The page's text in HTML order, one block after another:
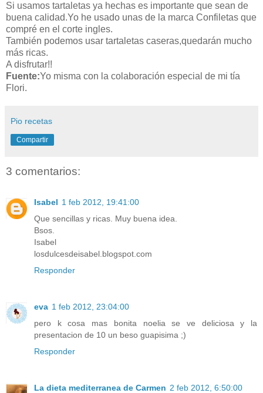
Si usamos tartaletas ya hechas es importante que sean de
buena calidad.Yo he usado unas de la marca Confiletas que
compré en el corte ingles.
También podemos usar tartaletas caseras,quedarán mucho
más ricas.
A disfrutar!!
Fuente:Yo misma con la colaboración especial de mi tía
Flori.
Pio recetas
Compartir
3 comentarios:
Isabel 1 feb 2012, 19:41:00
Que sencillas y ricas. Muy buena idea.
Bsos.
Isabel
losdulcesdeisabel.blogspot.com
Responder
eva 1 feb 2012, 23:04:00
pero k cosa mas bonita noelia se ve deliciosa y la
presentacion de 10 un beso guapisima ;)
Responder
La dieta mediterranea de Carmen 2 feb 2012, 6:50:00